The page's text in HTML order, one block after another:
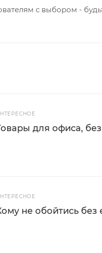
с выбором -
для офиса,
не обойтись без